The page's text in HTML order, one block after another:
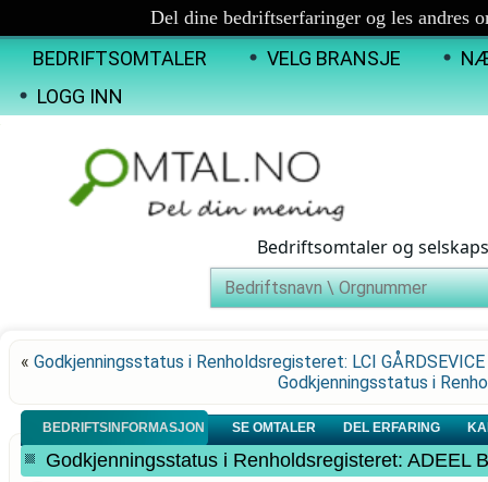
Del dine bedriftserfaringer og les andres
BEDRIFTSOMTALER VELG BRANSJE
LOGG INN
Bedriftsomtaler og
« Godkjenningsstatus i Renholdsregisteret: LCI
Godkjenningsstatus i
BEDRIFTSINFORMASJON SE OMTALER DEL ERFARING
Godkjenningsstatus i Renholdsregisteret: ADEEL